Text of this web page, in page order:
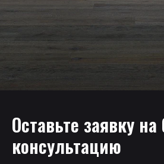
Оставьте заявку
консультацию